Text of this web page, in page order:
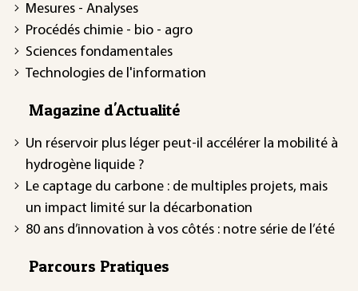
Mesures - Analyses
Procédés chimie - bio - agro
Sciences fondamentales
Technologies de l'information
Magazine d'Actualité
Un réservoir plus léger peut-il accélérer la mobilité à
hydrogène liquide ?
Le captage du carbone : de multiples projets, mais
un impact limité sur la décarbonation
80 ans d’innovation à vos côtés : notre série de l’été
Parcours Pratiques